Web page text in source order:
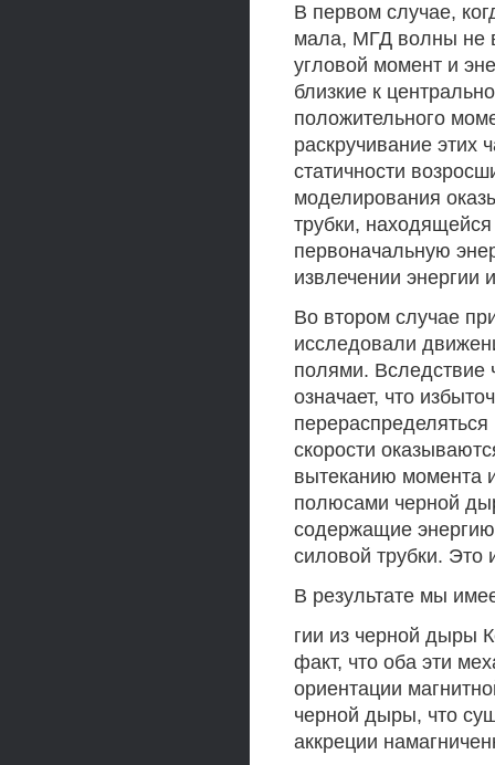
В первом случае,
мала, МГД волны не
угловой момент и
близкие к
положительного
раскручивание этих
статичности
моделирования
трубки,
первоначальную
извлечении энергии
Во втором случае
исследовали
полями. Вследствие
означает, что
скорости
вытеканию момента
полюсами черной
содержащие
силовой трубки. Это
В результате мы
гии из черной дыры
факт, что оба эти
ориентации
черной дыры, что
аккреции